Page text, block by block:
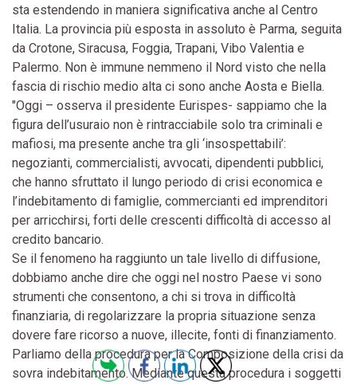
sta estendendo in maniera significativa anche al Centro
Italia. La provincia più esposta in assoluto è Parma, seguita
da Crotone, Siracusa, Foggia, Trapani, Vibo Valentia e
Palermo. Non è immune nemmeno il Nord visto che nella
fascia di rischio medio alta ci sono anche Aosta e Biella.
"Oggi – osserva il presidente Eurispes- sappiamo che la
figura dell’usuraio non è rintracciabile solo tra criminali e
mafiosi, ma presente anche tra gli ‘insospettabili’:
negozianti, commercialisti, avvocati, dipendenti pubblici,
che hanno sfruttato il lungo periodo di crisi economica e
l’indebitamento di famiglie, commercianti ed imprenditori
per arricchirsi, forti delle crescenti difficoltà di accesso al
credito bancario.
Se il fenomeno ha raggiunto un tale livello di diffusione,
dobbiamo anche dire che oggi nel nostro Paese vi sono
strumenti che consentono, a chi si trova in difficoltà
finanziaria, di regolarizzare la propria situazione senza
dovere fare ricorso a nuove, illecite, fonti di finanziamento.
Parliamo della procedura per la Composizione della crisi da
sovra indebitamento. Mediante questa procedura i soggetti